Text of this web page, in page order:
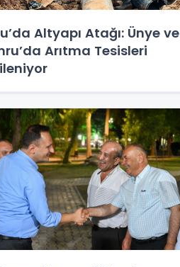
Altyapı Atağı: Ünye ve
Arıtma Tesisleri